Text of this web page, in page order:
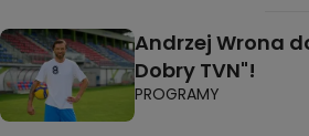
Andrzej Wrona
Dobry TVN"!
PROGRAMY